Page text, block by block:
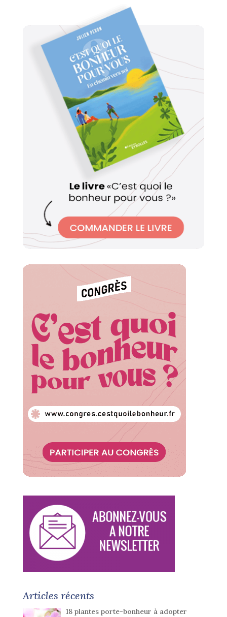
Articles récents
18 plantes porte-bonheur à adopter